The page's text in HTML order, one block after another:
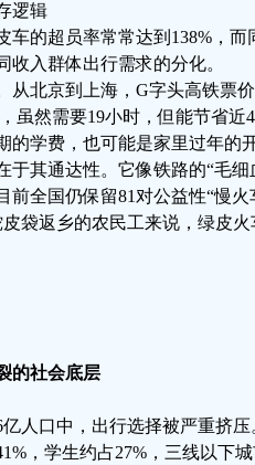
逻辑
车的超员率常常达到138%，
收入群体出行需求的分化。
从北京到上海，G字头高铁票
虽然需要19小时，但能节省
的学费，也可能是家里过年的开
于其通达性。它像铁路的“毛
前全国仍保留81对公益性“慢
袋返乡的农民工来说，绿皮
的社会底层
人口中，出行选择被严重挤
，学生约占27%，三线以下